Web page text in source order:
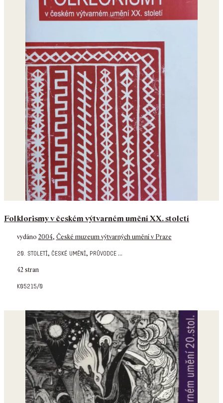
Folklorismy v českém výtvarném umění XX. století
vydáno 2004, České muzeum výtvarných umění v Praze
20. století, české umění, průvodce...
42 stran
k05215/0